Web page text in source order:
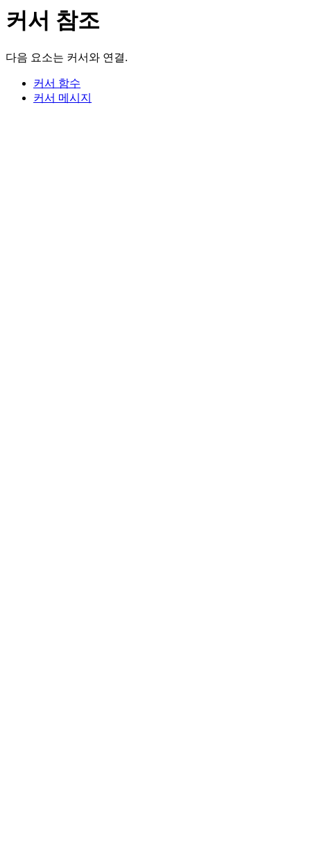
커서 참조
다음 요소는 커서와 연결.
커서 함수
커서 메시지